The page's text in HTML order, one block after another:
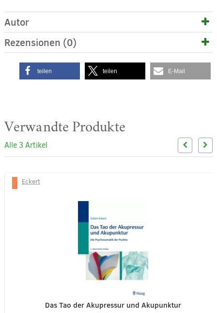
Autor
Rezensionen (0)
teilen teilen E-Mail
Verwandte Produkte
Alle 3 Artikel
Eckert
Das Tao der Akupressur und Akupunktur